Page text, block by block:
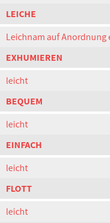
LEICHE
Leichnam auf Anordnung
EXHUMIEREN
leicht
BEQUEM
leicht
EINFACH
leicht
FLOTT
leicht